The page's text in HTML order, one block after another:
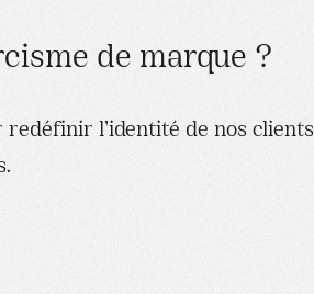
de marque ?
l’identité de nos clients